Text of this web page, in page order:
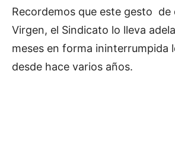
Recordemos que este gesto de
Virgen, el Sindicato lo lleva
meses en forma ininterrumpida
desde hace varios años.